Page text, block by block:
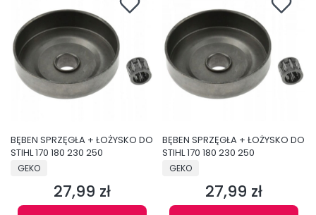
BĘBEN SPRZĘGŁA + ŁOŻYSKO DO
STIHL 170 180 230 250
PRODUCENT
GEKO
Cena
27,99 zł
BĘBEN SPRZĘGŁA + ŁOŻYSKO DO
STIHL 170 180 230 250
PRODUCENT
GEKO
Cena
27,99 zł